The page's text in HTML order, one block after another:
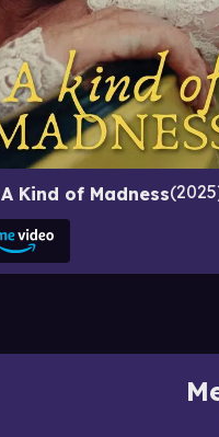
A Kind of Madness 2025